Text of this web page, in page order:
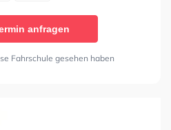
anfragen
Fahrschule gesehen haben